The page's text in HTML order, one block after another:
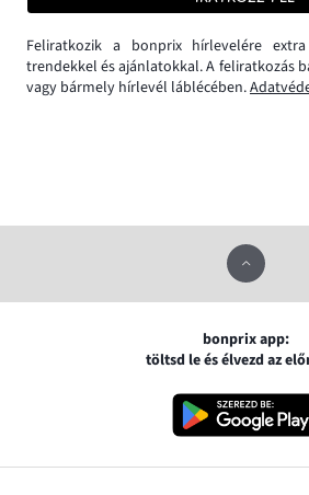
Feliratkozik a bonprix hírlevelére extra
trendekkel és ajánlatokkal. A feliratkozás
vagy bármely hírlevél láblécében.
bonprix app:
töltsd le és élvezd az